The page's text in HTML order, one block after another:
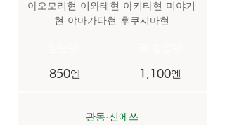
아오모리현 이와테현 아키타현 미야기
현 야마가타현 후쿠시마현
850엔 1,100엔
관동·신에쓰